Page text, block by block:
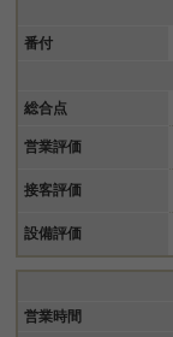
番付
総合点
営業評価
接客評価
設備評価
営業時間